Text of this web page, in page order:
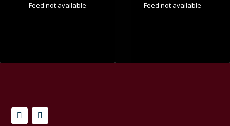
Feed not available Feed not available